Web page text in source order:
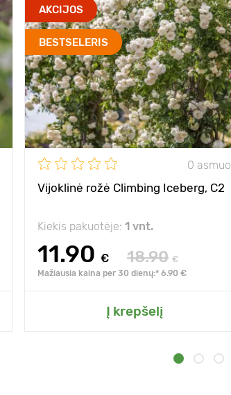
AKCIJOS
BESTSELERIS
0 asmuo
Vijoklinė rožė Climbing Iceberg, C2
Kiekis pakuotėje: 1 vnt.
11.90 € 18.90 €
Mažiausia kaina per 30 dienų:* 6.90 €
Į krepšelį